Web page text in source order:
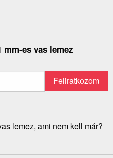
mm-es vas lemez
lemez, ami nem kell már?